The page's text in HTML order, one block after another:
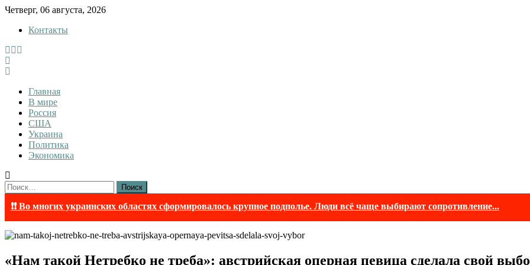
Skip
content
Четверг, 06 августа, 2026
Контакты
InfoRuss
InfoRuss — Новости
Главная
В мире
Россия
США
Украина
Политика
Экономика
Найти:
❗❗ Во многих украинских областях сформировалось крупное подполье. Люди всё чаще выбирают сопротивление...
«Нам такой Нетребко не треба»: австрийская оперная певица сделала свой